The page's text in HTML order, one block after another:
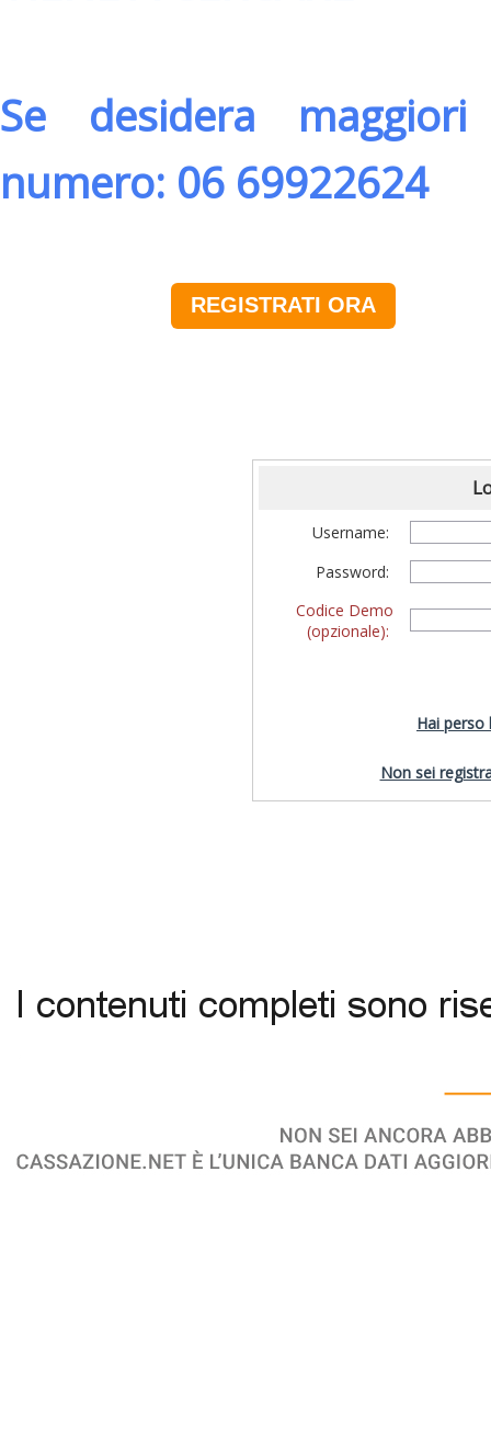
Se desidera
numero: 06 69922624
REGISTRATI ORA
Username:
Password:
Codice Demo
(opzionale):
Hai perso
Non sei